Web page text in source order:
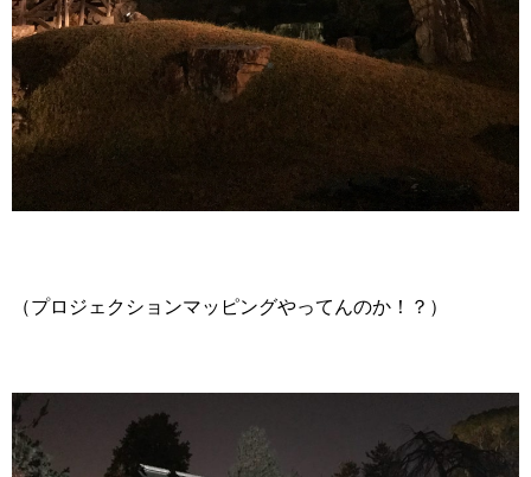
（プロジェクションマッピングやってんのか！？）